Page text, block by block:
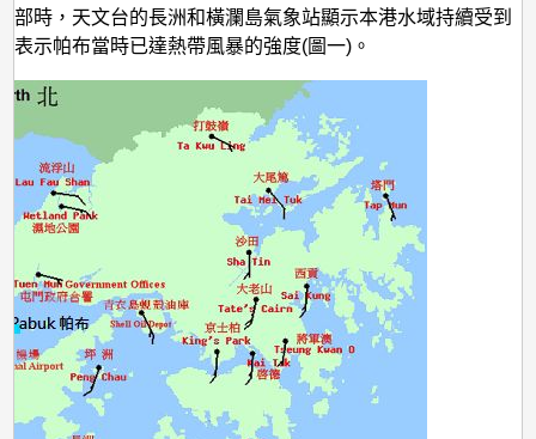
部時，天文台的長洲和橫瀾島氣象站顯示本港水域持續受到
表示帕布當時已達熱帶風暴的強度(圖一)。